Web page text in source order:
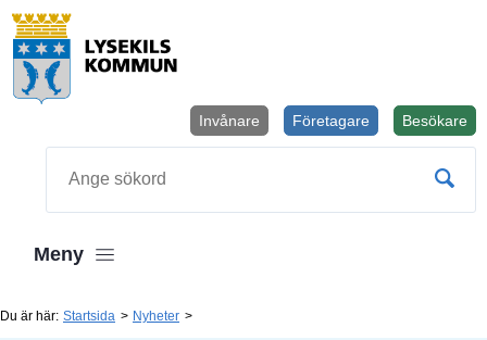
Besökare
Företagare
Invånare
Meny
Du är här: Startsida Nyheter